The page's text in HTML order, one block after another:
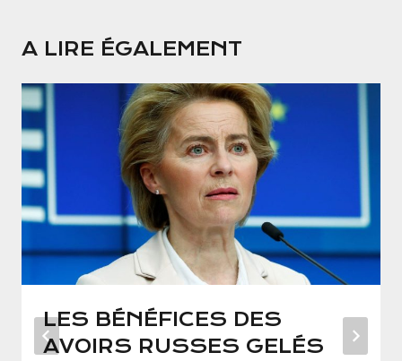
A LIRE ÉGALEMENT
LES BÉNÉFICES DES
AVOIRS RUSSES GELÉS